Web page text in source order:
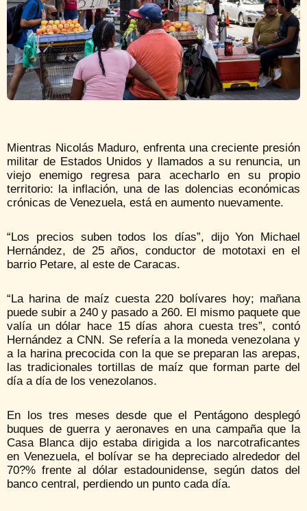
Mientras Nicolás Maduro, enfrenta una creciente presión
militar de Estados Unidos y llamados a su renuncia, un
viejo enemigo regresa para acecharlo en su propio
territorio: la inflación, una de las dolencias económicas
crónicas de Venezuela, está en aumento nuevamente.
“Los precios suben todos los días”, dijo Yon Michael
Hernández, de 25 años, conductor de mototaxi en el
barrio Petare, al este de Caracas.
“La harina de maíz cuesta 220 bolívares hoy; mañana
puede subir a 240 y pasado a 260. El mismo paquete que
valía un dólar hace 15 días ahora cuesta tres”, contó
Hernández a CNN. Se refería a la moneda venezolana y
a la harina precocida con la que se preparan las arepas,
las tradicionales tortillas de maíz que forman parte del
día a día de los venezolanos.
En los tres meses desde que el Pentágono desplegó
buques de guerra y aeronaves en una campaña que la
Casa Blanca dijo estaba dirigida a los narcotraficantes
en Venezuela, el bolívar se ha depreciado alrededor del
70?% frente al dólar estadounidense, según datos del
banco central, perdiendo un punto cada día.